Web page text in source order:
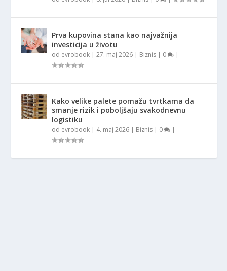
Prva kupovina stana kao najvažnija
investicija u životu
od evrobook |27. maj 2026 | Biznis | 0 |
Kako velike palete pomažu tvrtkama da
smanje rizik i poboljšaju svakodnevnu
logistiku
od evrobook | 4. maj 2026 | Biznis | 0 |